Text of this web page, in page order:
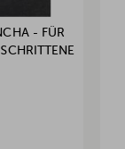
- FÜR